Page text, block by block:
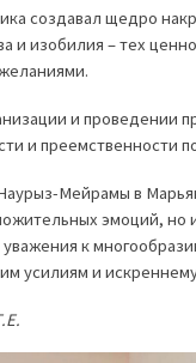
создавал щедро
и изобилия – тех
и проведении
и преемственности
Мейрамы в
эмоций, но
к
усилиям и